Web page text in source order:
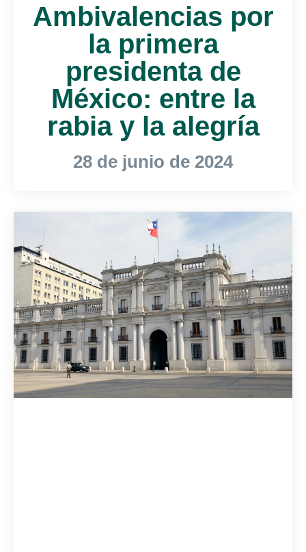
Ambivalencias por
la primera
presidenta de
México: entre la
rabia y la alegría
28 de junio de 2024